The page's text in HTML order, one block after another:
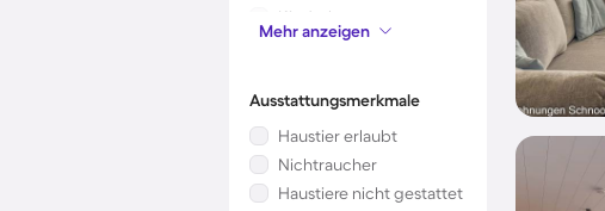
Kinderbett
Klimaanlage
Mehr anzeigen
Ausstattungsmerkmale
Haustier erlaubt
Nichtraucher
Haustiere nicht gestattet